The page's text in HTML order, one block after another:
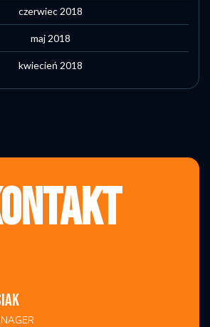
czerwiec 2018
maj 2018
kwiecień 2018